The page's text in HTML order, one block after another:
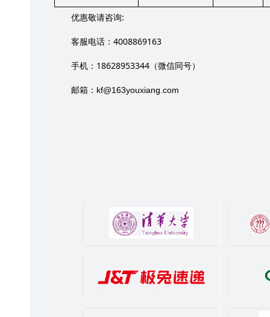
优惠敬请咨询:
客服电话： 4008869163
手机： 18628953344 （微信同号）
邮箱： kf@163youxiang.com